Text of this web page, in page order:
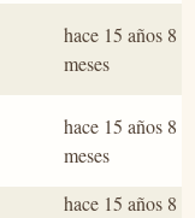
hace 15 años 8
meses
hace 15 años 8
meses
hace 15 años 8